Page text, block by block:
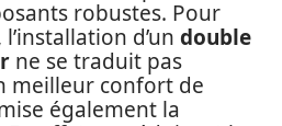
robustes. Pour
l’installation d’un double
ne se traduit pas
meilleur confort de
également la